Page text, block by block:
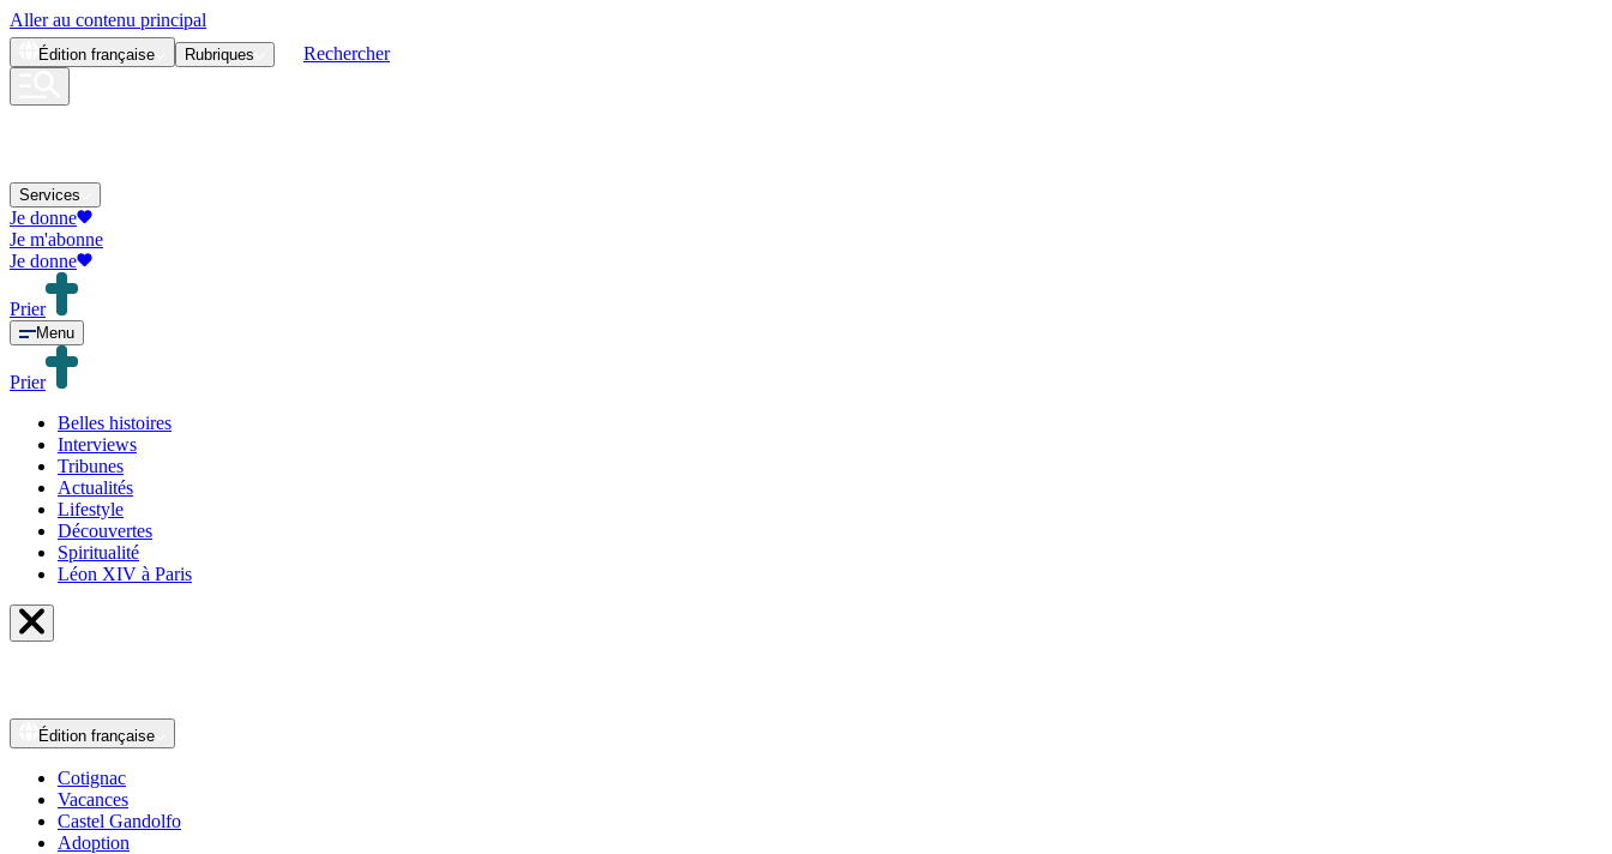
Aller au contenu principal
Édition française Rubriques Rechercher
Services
Je donne
Je m'abonne
Je donne
Prier
Menu
Prier
Belles histoires
Interviews
Tribunes
Actualités
Lifestyle
Découvertes
Spiritualité
Léon XIV à Paris
Édition française
Cotignac
Vacances
Castel Gandolfo
Adoption